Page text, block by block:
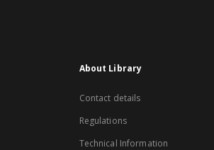
About Library
Contact details
Regulations
Technical Information